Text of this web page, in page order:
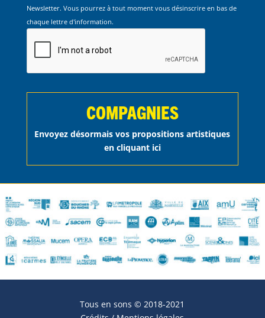
Newsletter. Vous pourrez à tout moment vous désinscrire en bas de
chaque lettre d'information.
COMPAGNIES
Envoyez désormais vos propositions artistiques
en cliquant ici
Tous en sons © 2018-2021